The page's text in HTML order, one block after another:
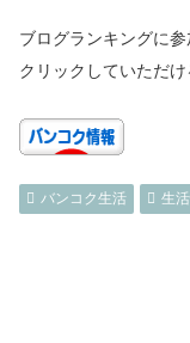
ブログランキングに参
クリックしていただ
バンコク生活 生